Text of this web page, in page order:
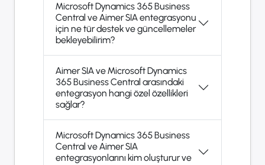
Microsoft Dynamics 365 Business
Central ve Aimer SIA entegrasyonu
için ne tür destek ve güncellemeler
bekleyebilirim?
Aimer SIA ve Microsoft Dynamics
365 Business Central arasındaki
entegrasyon hangi özel özellikleri
sağlar?
Microsoft Dynamics 365 Business
Central ve Aimer SIA
entegrasyonlarını kim oluşturur ve